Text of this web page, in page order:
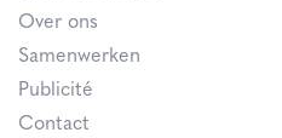
Over ons
Samenwerken
Publicité
Contact